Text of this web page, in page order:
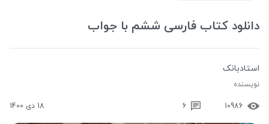
دانلود کتاب فارسی ششم با جواب
استادبانک
نویسنده
10986
6 18 دی 1400